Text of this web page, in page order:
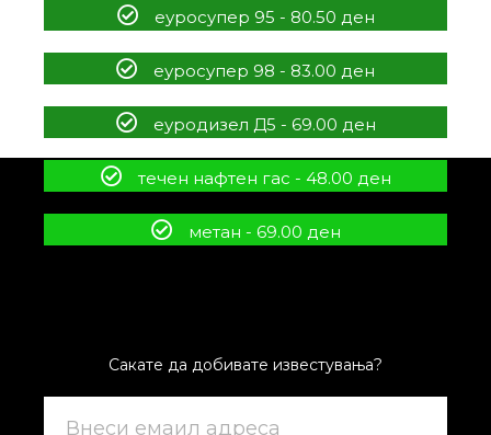
еуросупер 95 - 80.50 ден
еуросупер 98 - 83.00 ден
еуродизел Д5 - 69.00 ден
течен нафтен гас - 48.00 ден
метан - 69.00 ден
Сакате да добивате известувања?